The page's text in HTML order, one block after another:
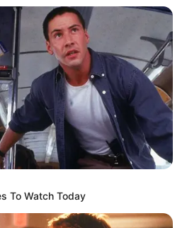
7 Potret
Berusia
To Watch Today